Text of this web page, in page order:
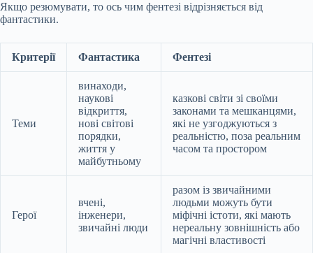
Якщо резюмувати, то ось чим фентезі відрізняється від
фантастики.
Критерії Фантастика Фентезі
Теми
винаходи,
наукові
відкриття,
нові світові
порядки,
життя у
майбутньому
казкові світи зі своїми
законами та мешканцями,
які не узгоджуються з
реальністю, поза реальним
часом та простором
Герої
вчені,
інженери,
звичайні люди
разом із звичайними
людьми можуть бути
міфічні істоти, які мають
нереальну зовнішність або
магічні властивості